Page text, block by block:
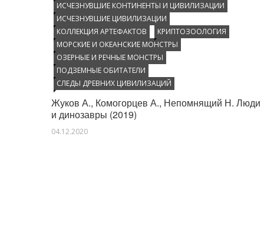
ИСЧЕЗНУВШИЕ КОНТИНЕНТЫ И ЦИВИЛИЗАЦИИ
ИСЧЕЗНУВШИЕ ЦИВИЛИЗАЦИИ
КОЛЛЕКЦИЯ АРТЕФАКТОВ
КРИПТОЗООЛОГИЯ
МОРСКИЕ И ОКЕАНСКИЕ МОНСТРЫ
ОЗЕРНЫЕ И РЕЧНЫЕ МОНСТРЫ
ПОДЗЕМНЫЕ ОБИТАТЕЛИ
СЛЕДЫ ДРЕВНИХ ЦИВИЛИЗАЦИЙ
Жуков А., Комогорцев А., Непомнящий Н. Люди
и динозавры (2019)
04.12.2020